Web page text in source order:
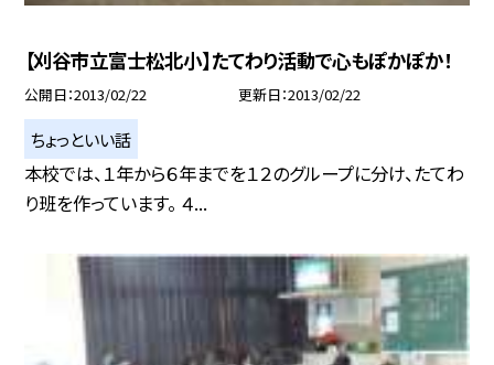
【刈谷市立富士松北小】たてわり活動で心もぽかぽか！
公開日 2013/02/22 更新日 2013/02/22
ちょっといい話
本校では、１年から６年までを１２のグループに分け、たてわ
り班を作っています。 ４...